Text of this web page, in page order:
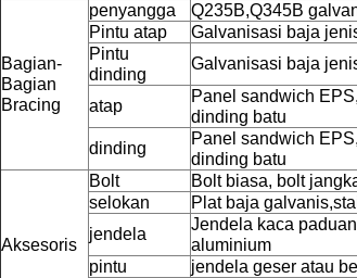
Bagian-
Bagian
Bracing
penyangga
Q235B,Q345B
Pintu atap
Galvanisasi baja
Pintu
dinding
Galvanisasi baja
atap
Panel sandwich
dinding batu
dinding
Panel sandwich
dinding batu
Aksesoris
Bolt
Bolt biasa, bolt
selokan
Plat baja
jendela
Jendela kaca
aluminium
pintu
jendela geser atau